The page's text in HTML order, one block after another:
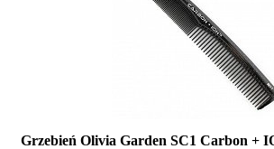
Grzebień Olivia Garden SC1 Carbon +